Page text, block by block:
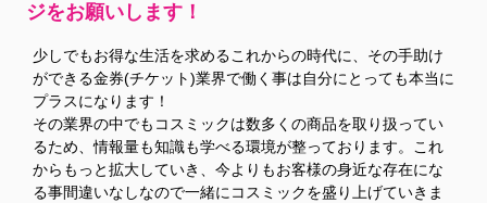
ジをお願いします！
少しでもお得な生活を求めるこれからの時代に、その手助け
ができる金券(チケット)業界で働く事は自分にとっても本当に
プラスになります！
その業界の中でもコスミックは数多くの商品を取り扱ってい
るため、情報量も知識も学べる環境が整っております。これ
からもっと拡大していき、今よりもお客様の身近な存在にな
る事間違いなしなので一緒にコスミックを盛り上げていきま